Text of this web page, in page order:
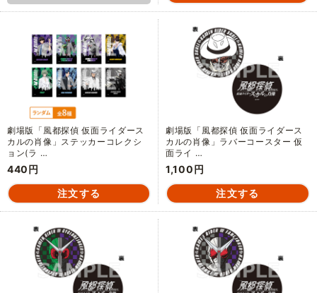
劇場版「風都探偵 仮面ライダース
カルの肖像」ステッカーコレクシ
ョン(ラ …
440円
劇場版「風都探偵 仮面ライダース
カルの肖像」ラバーコースター 仮
面ライ …
1,100円